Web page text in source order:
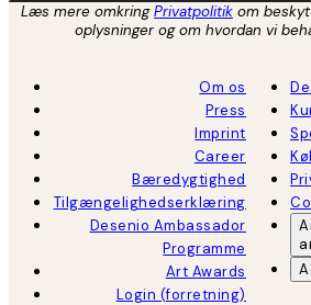
Læs mere omkringPrivatpolitik om
oplysninger og om hvordan vi
Om os
Press
Imprint
Career
Bæredygtighed
Tilgængelighedserklæring
Desenio Ambassador
Programme
Art Awards
Login (forretning)